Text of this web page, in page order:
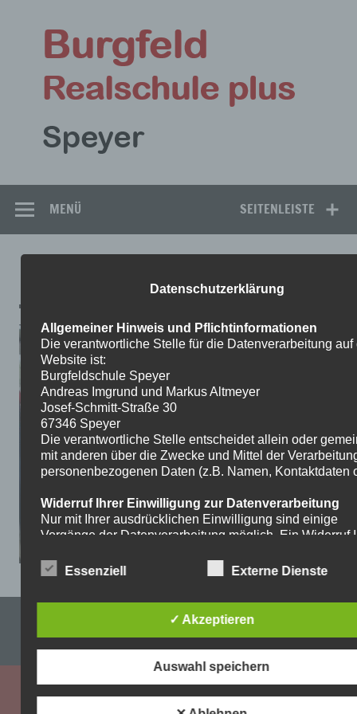
springen
SEITENLEISTE
MENÜ
IMG-20231130-WA0060
Impressum & Datenschutzerklärung
WordPress-Theme: Dynamic News von ThemeZee.
Datenschutzerklärung
Allgemeiner Hinweis und Pflichtinformationen
Die verantwortliche Stelle für die Datenverarbeitung auf
Website ist:
Burgfeldschule Speyer
Andreas Imgrund und Markus Altmeyer
Josef-Schmitt-Straße 30
67346 Speyer
Die verantwortliche Stelle entscheidet allein oder
mit anderen über die Zwecke und Mittel der
personenbezogenen Daten (z.B. Namen, Kontaktdaten
Widerruf Ihrer Einwilligung zur Datenverarbeitung
Nur mit Ihrer ausdrücklichen Einwilligung sind einige
Vorgänge der Datenverarbeitung möglich. Ein Widerruf
Widerruf genügt eine formlose Mitteilung per E-Mail. Die
Recht auf Beschwerde bei der zuständigen
Aufsichtsbehörde
Als Betroffener steht Ihnen im Falle eines
der zuständigen Aufsichtsbehörde zu. Zuständige
Aufsichtsbehörde bezüglich datenschutzrechtlicher
Essenziell Externe Dienste
✓ Akzeptieren
Auswahl speichern